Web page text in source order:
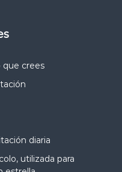
que crees
diaria
utilizada para